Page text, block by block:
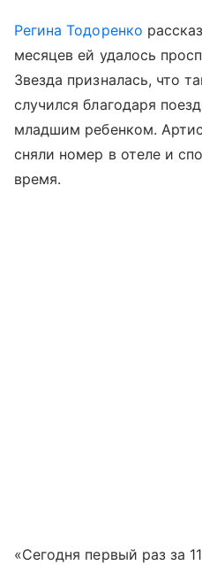
Регина Тодоренко
месяцев ей удалось
Звезда призналась, что
случился благодаря
младшим ребенком.
сняли номер в отеле и
время.
«Сегодня первый раз за